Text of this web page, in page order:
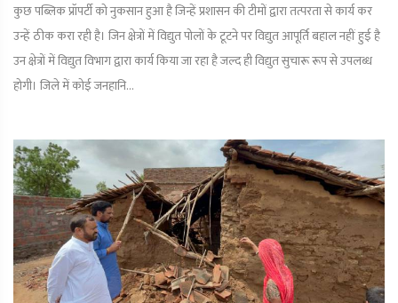
कुछ पब्लिक प्रॉपर्टी को नुकसान हुआ है जिन्हें प्रशासन की टीमों द्वारा तत्परता से कार्य कर
उन्हें ठीक करा रही है। जिन क्षेत्रों में विद्युत पोलों के टूटने पर विद्युत आपूर्ति बहाल नहीं हुई है
उन क्षेत्रों में विद्युत विभाग द्वारा कार्य किया जा रहा है जल्द ही विद्युत सुचारू रूप से उपलब्ध
होगी। जिले में कोई जनहानि...